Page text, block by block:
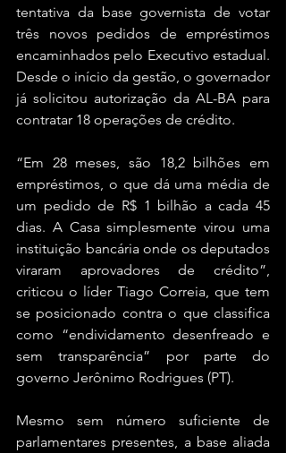
tentativa da base governista de votar
três novos pedidos de empréstimos
encaminhados pelo Executivo estadual.
Desde o início da gestão, o governador
já solicitou autorização da AL-BA para
contratar 18 operações de crédito.
“Em 28 meses, são 18,2 bilhões em
empréstimos, o que dá uma média de
um pedido de R$ 1 bilhão a cada 45
dias. A Casa simplesmente virou uma
instituição bancária onde os deputados
viraram aprovadores de crédito”,
criticou o líder Tiago Correia, que tem
se posicionado contra o que classifica
como “endividamento desenfreado e
sem transparência” por parte do
governo Jerônimo Rodrigues (PT).
Mesmo sem número suficiente de
parlamentares presentes, a base aliada